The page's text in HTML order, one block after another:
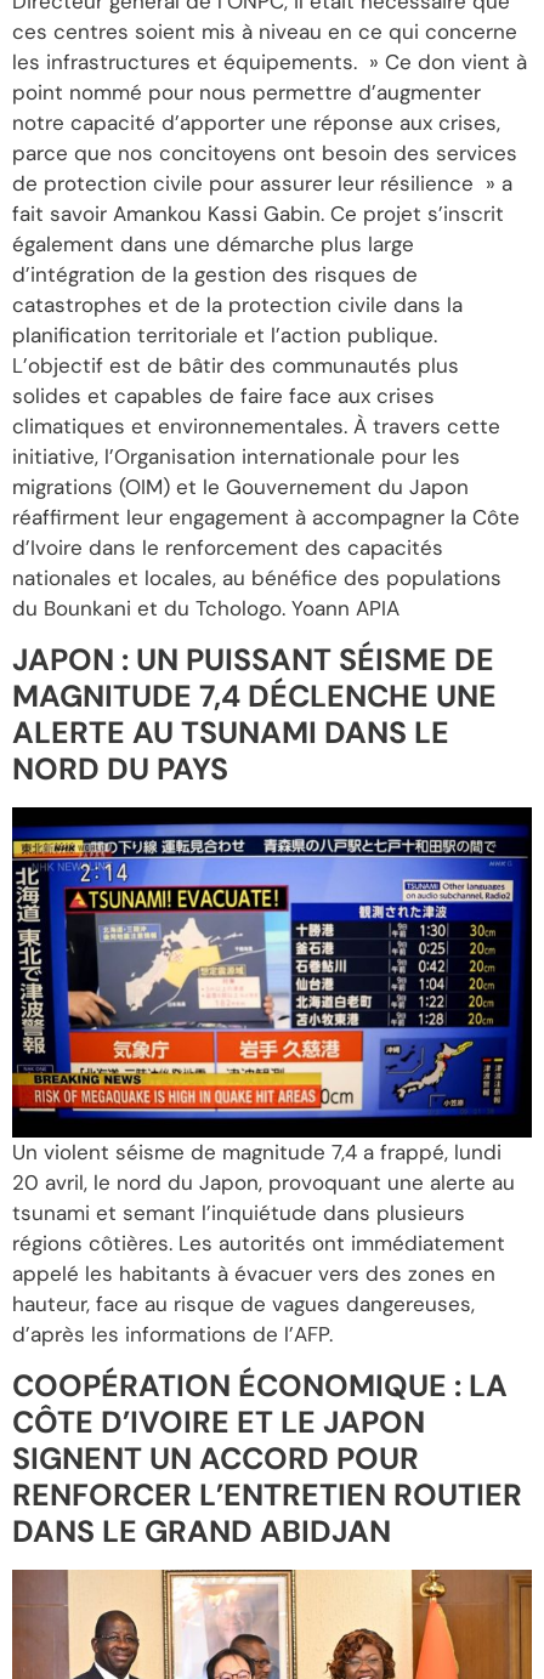
ces centres soient mis à niveau en ce qui concerne
les infrastructures et équipements. » Ce don vient à
point nommé pour nous permettre d’augmenter
notre capacité d’apporter une réponse aux crises,
parce que nos concitoyens ont besoin des services
de protection civile pour assurer leur résilience » a
fait savoir Amankou Kassi Gabin. Ce projet s’inscrit
également dans une démarche plus large
d’intégration de la gestion des risques de
catastrophes et de la protection civile dans la
planification territoriale et l’action publique.
L’objectif est de bâtir des communautés plus
solides et capables de faire face aux crises
climatiques et environnementales. À travers cette
initiative, l’Organisation internationale pour les
migrations (OIM) et le Gouvernement du Japon
réaffirment leur engagement à accompagner la Côte
d’Ivoire dans le renforcement des capacités
nationales et locales, au bénéfice des populations
du Bounkani et du Tchologo. Yoann APIA
JAPON : UN PUISSANT SÉISME DE
MAGNITUDE 7,4 DÉCLENCHE UNE
ALERTE AU TSUNAMI DANS LE
NORD DU PAYS
Un violent séisme de magnitude 7,4 a frappé, lundi
20 avril, le nord du Japon, provoquant une alerte au
tsunami et semant l’inquiétude dans plusieurs
régions côtières. Les autorités ont immédiatement
appelé les habitants à évacuer vers des zones en
hauteur, face au risque de vagues dangereuses,
d’après les informations de l’AFP.
COOPÉRATION ÉCONOMIQUE : LA
CÔTE D’IVOIRE ET LE JAPON
SIGNENT UN ACCORD POUR
RENFORCER L’ENTRETIEN ROUTIER
DANS LE GRAND ABIDJAN